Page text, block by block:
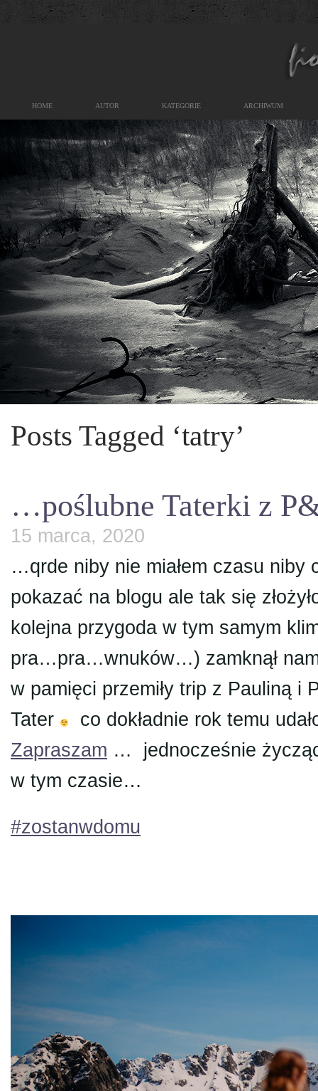
HOME AUTOR KATEGORIE ARCHIWUM
Posts Tagged ‘tatry’
…poślubne Taterki z
15 marca, 2020
…qrde niby nie miałem czasu niby
pokazać na blogu ale tak się
kolejna przygoda w tym samym
pra…pra…wnuków…) zamknął
w pamięci przemiły trip z Pauliną i
Tater
co dokładnie rok temu
Zapraszam … jednocześnie
w tym czasie…
#zostanwdomu